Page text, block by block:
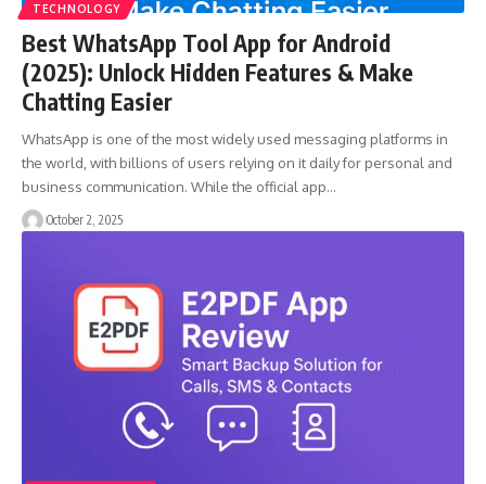
TECHNOLOGY
Best WhatsApp Tool App for Android
(2025): Unlock Hidden Features & Make
Chatting Easier
WhatsApp is one of the most widely used messaging platforms in
the world, with billions of users relying on it daily for personal and
business communication. While the official app…
October 2, 2025